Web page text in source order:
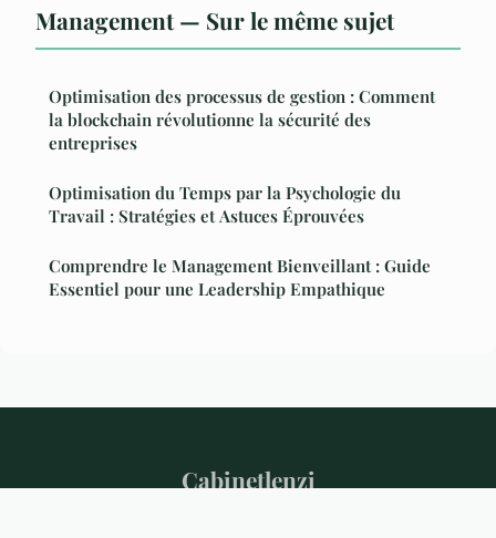
Management — Sur le même sujet
Optimisation des processus de gestion : Comment
la blockchain révolutionne la sécurité des
entreprises
Optimisation du Temps par la Psychologie du
Travail : Stratégies et Astuces Éprouvées
Comprendre le Management Bienveillant : Guide
Essentiel pour une Leadership Empathique
Cabinetlenzi